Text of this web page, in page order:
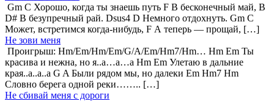
Gm C Хорошо, когда ты знаешь путь F В бесконечный май, B
D# В безупречный рай. Dsus4 D Немного отдохнуть. Gm C
Может, встретимся когда-нибудь, F А теперь — прощай, […]
Не зови меня
Проигрыш: Hm/Em/Hm/Em/G/A/Em/Hm7/Hm… Hm Em Ты
красива и нежна, но я..а…а…а Hm Em Улетаю в дальние
края..а..а..а G A Были рядом мы, но далеки Em Hm7 Hm
Словно берега одной реки…….. […]
Не сбивай меня с дороги